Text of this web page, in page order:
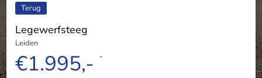
Terug
Legewerfsteeg
Leiden
€1.995,- -